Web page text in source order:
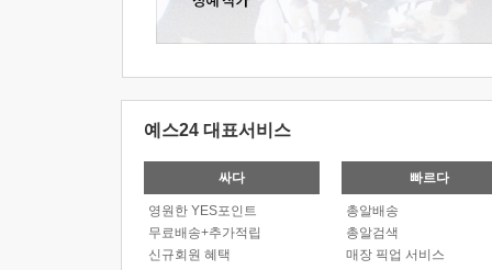
예스24 대표서비스
싸다
영원한 YES포인트
무료배송+추가적립
신규회원 혜택
빠르다
총알배송
총알검색
매장 픽업 서비스